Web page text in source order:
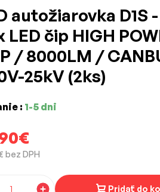
autožiarovka D1S
LED čip HIGH
/ 8000LM /
25kV (2ks)
: 1-5 dni
bez DPH
Pridať do